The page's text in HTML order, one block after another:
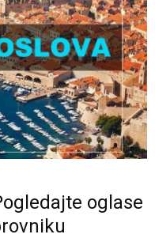
oglase